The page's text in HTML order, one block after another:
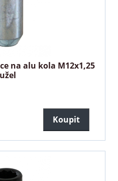
na alu kola M12x1,25
Koupit